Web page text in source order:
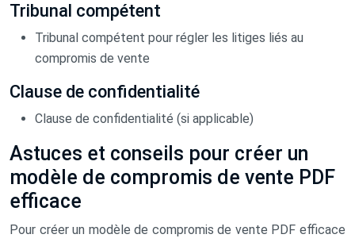
Tribunal compétent
Tribunal compétent pour régler les litiges liés au
compromis de vente
Clause de confidentialité
Clause de confidentialité (si applicable)
Astuces et conseils pour créer un
modèle de compromis de vente PDF
efficace
Pour créer un modèle de compromis de vente PDF efficace